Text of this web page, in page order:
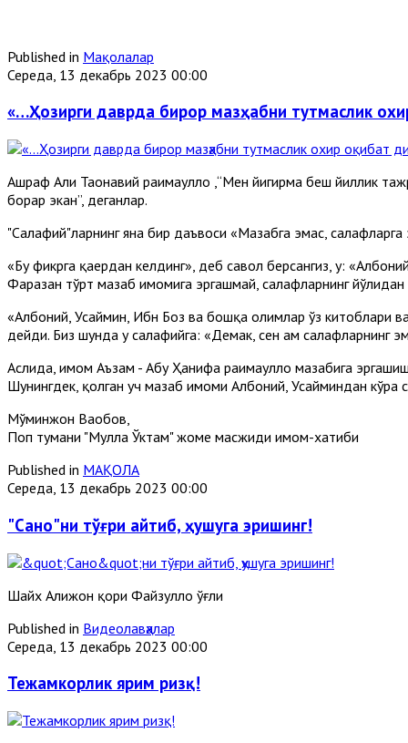
Published in Мақолалар
Середа, 13 декабрь 2023 00:00
«…Ҳозирги даврда бирор мазҳабни тутмаслик
Ашраф Али Таҳонавий раҳимаҳуллоҳ ,“Мен йигирма беш йиллик
борар экан”, деганлар.
"Салафий"ларнинг яна бир даъвоси «Мазҳабга эмас,
«Бу фикрга қаердан келдинг», деб савол берсангиз, у:
Фаразан тўрт мазҳаб имомига эргашмай, салафларнинг
«Албоний, Усаймин, Ибн Боз ва бошқа олимлар ўз китоблари
дейди. Биз шунда у салафийга: «Демак, сен ҳам салафларнинг
Аслида, имом Аъзам - Абу Ҳанифа раҳимаҳуллоҳ мазҳабига
Шунингдек, қолган уч мазҳаб имоми Албоний, Усайминдан кўра
Мўминжон Ваҳобов,
Поп тумани "Мулла Ўктам" жоме масжиди имом-хатиби
Published in МАҚОЛА
Середа, 13 декабрь 2023 00:00
"Сано"ни тўғри айтиб, ҳушуга эришинг!
Шайх Алижон қори Файзуллоҳ ўғли
Published in Видеолавҳалар
Середа, 13 декабрь 2023 00:00
Тежамкорлик ярим ризқ!